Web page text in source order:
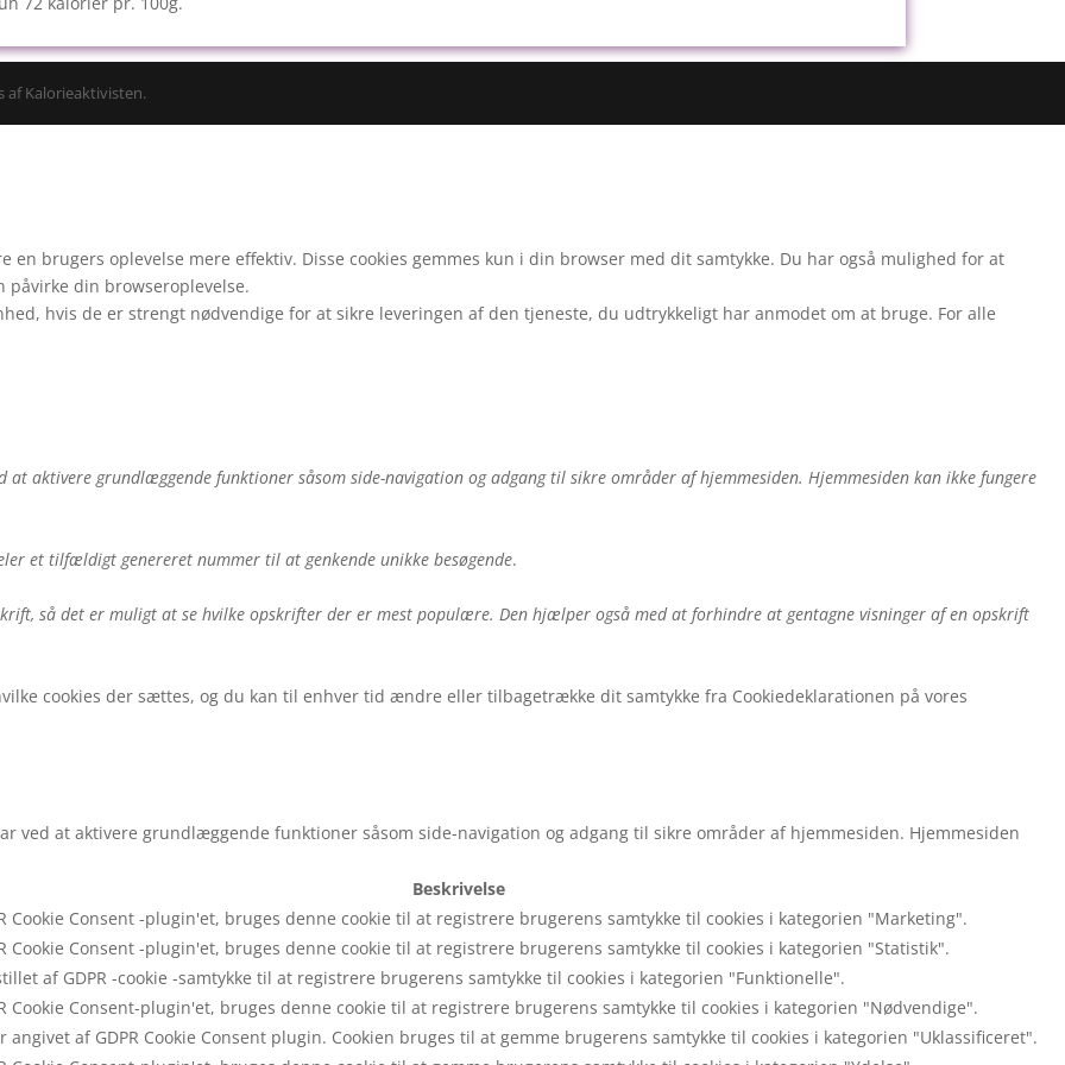
af Kalorieaktivisten.
en brugers oplevelse mere effektiv. Disse cookies gemmes kun i din browser med dit samtykke. Du har også mulighed for at
påvirke din browseroplevelse.
hvis de er strengt nødvendige for at sikre leveringen af den tjeneste, du udtrykkeligt har anmodet om at bruge. For alle
aktivere grundlæggende funktioner såsom side-navigation og adgang til sikre områder af hjemmesiden. Hjemmesiden kan ikke fungere
et tilfældigt genereret nummer til at genkende unikke besøgende.
så det er muligt at se hvilke opskrifter der er mest populære. Den hjælper også med at forhindre at gentagne visninger af en opskrift
cookies der sættes, og du kan til enhver tid ændre eller tilbagetrække dit samtykke fra Cookiedeklarationen på vores
ved at aktivere grundlæggende funktioner såsom side-navigation og adgang til sikre områder af hjemmesiden. Hjemmesiden
Beskrivelse
Cookie Consent -plugin'et, bruges denne cookie til at registrere brugerens samtykke til cookies i kategorien "Marketing".
Cookie Consent -plugin'et, bruges denne cookie til at registrere brugerens samtykke til cookies i kategorien "Statistik".
af GDPR -cookie -samtykke til at registrere brugerens samtykke til cookies i kategorien "Funktionelle".
Cookie Consent-plugin'et, bruges denne cookie til at registrere brugerens samtykke til cookies i kategorien "Nødvendige".
angivet af GDPR Cookie Consent plugin. Cookien bruges til at gemme brugerens samtykke til cookies i kategorien "Uklassificeret".